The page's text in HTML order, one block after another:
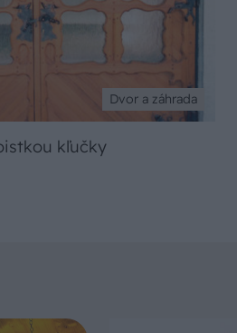
Dvor a záhrada
kľučky